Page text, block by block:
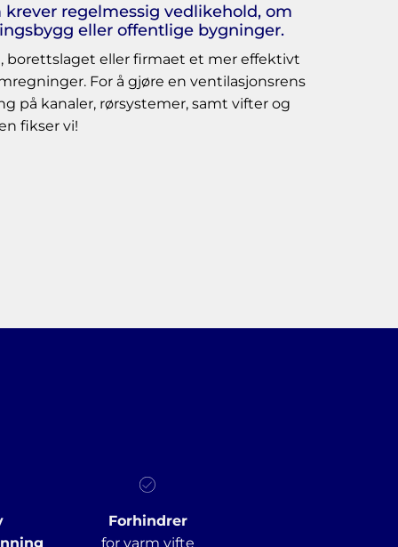
krever regelmessig vedlikehold, om
eller offentlige bygninger.
borettslaget eller firmaet et mer effektivt
For å gjøre en ventilasjonsrens
på kanaler, rørsystemer, samt vifter og
fikser vi!
Forhindrer
for varm vifte